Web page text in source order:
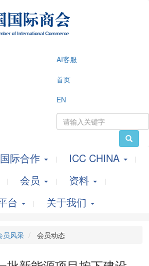
AI客服
首页
EN
国际合作
ICC CHINA
会员
资料
台
关于我们
员风采 会员动态